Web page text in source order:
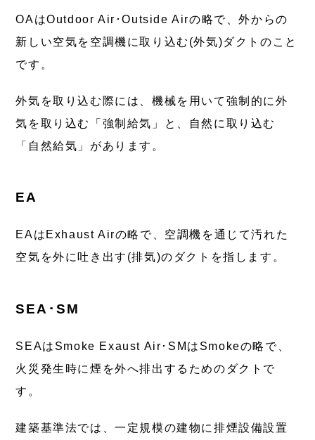
OAはOutdoor Air･Outside Airの略で、外からの
新しい空気を空調機に取り込む(外気)ダクトのこと
です。
外気を取り込む際には、機械を用いて強制的に外
気を取り込む「強制給気」と、自然に取り込む
「自然給気」があります。
EA
EAはExhaust Airの略で、空調機を通じて汚れた
空気を外に吐き出す(排気)のダクトを指します。
SEA･SM
SEAはSmoke Exaust Air･SMはSmokeの略で、
火災発生時に煙を外へ排出するためのダクトで
す。
建築基準法では、一定規模の建物に排煙設備設置